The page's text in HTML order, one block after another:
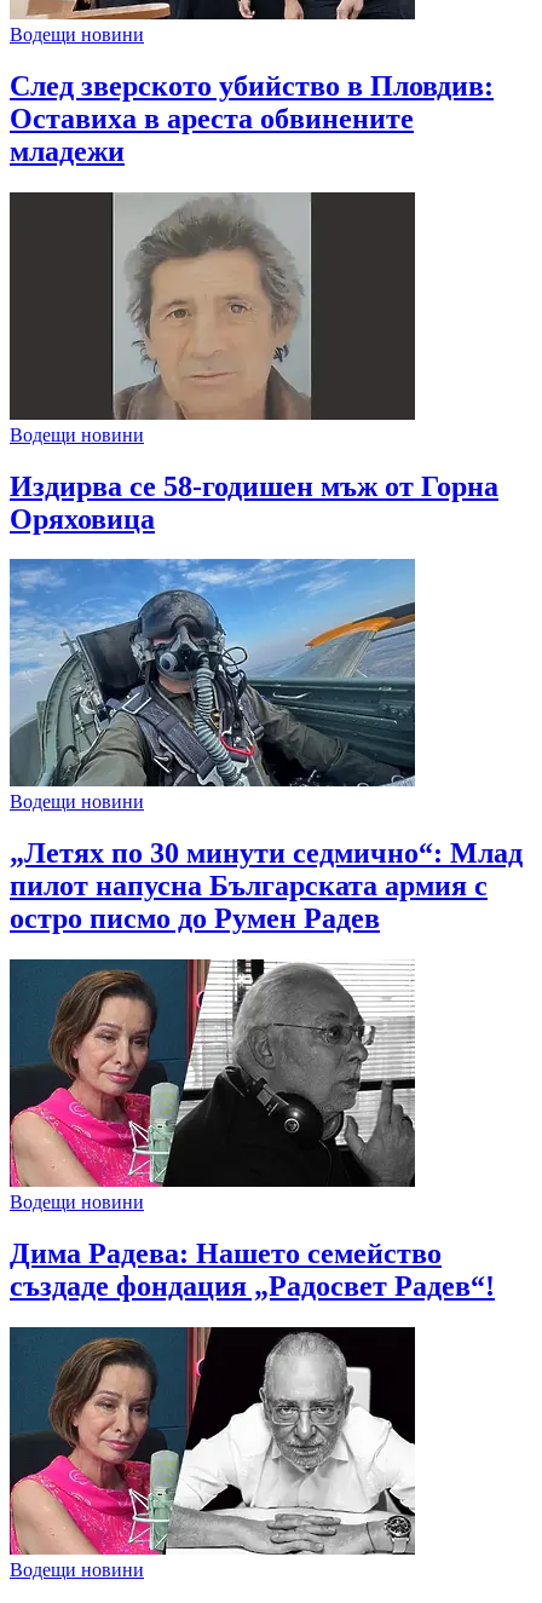
Водещи новини
След зверското убийство в Пловдив:
Оставиха в ареста обвинените
младежи
Водещи новини
Издирва се 58-годишен мъж от Горна
Оряховица
Водещи новини
„Летях по 30 минути седмично“: Млад
пилот напусна Българската армия с
остро писмо до Румен Радев
Водещи новини
Дима Радева: Нашето семейство
създаде фондация „Радосвет Радев“!
Водещи новини